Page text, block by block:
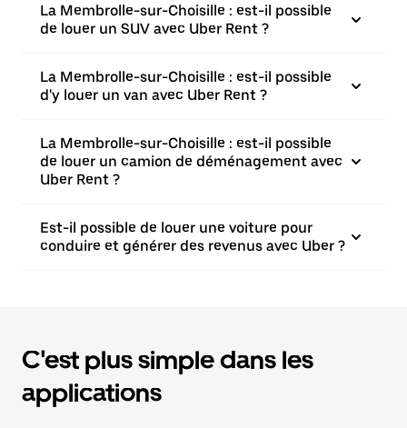
La Membrolle-sur-Choisille : est-il possible
de louer un SUV avec Uber Rent ?
La Membrolle-sur-Choisille : est-il possible
d'y louer un van avec Uber Rent ?
La Membrolle-sur-Choisille : est-il possible
de louer un camion de déménagement avec
Uber Rent ?
Est-il possible de louer une voiture pour
conduire et générer des revenus avec Uber ?
C'est plus simple dans les
applications